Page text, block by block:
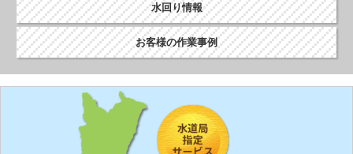
水回り情報
お客様の作業事例